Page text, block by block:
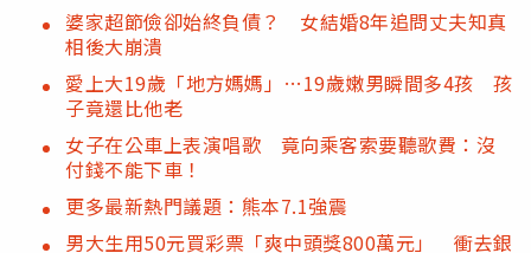
婆家超節儉卻始終負債？ 女結婚8年追問丈夫知真
相後大崩潰
愛上大19歲「地方媽媽」…19歲嫩男瞬間多4孩 孩
子竟還比他老
女子在公車上表演唱歌 竟向乘客索要聽歌費：沒
付錢不能下車！
更多最新熱門議題：熊本7.1強震
男大生用50元買彩票「爽中頭獎800萬元」 衝去銀